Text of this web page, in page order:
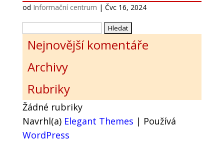
od Informační centrum | Čvc 16, 2024
Vyhledávání
Nejnovější komentáře
Archivy
Rubriky
Žádné rubriky
Navrhl(a) Elegant Themes | Používá
WordPress